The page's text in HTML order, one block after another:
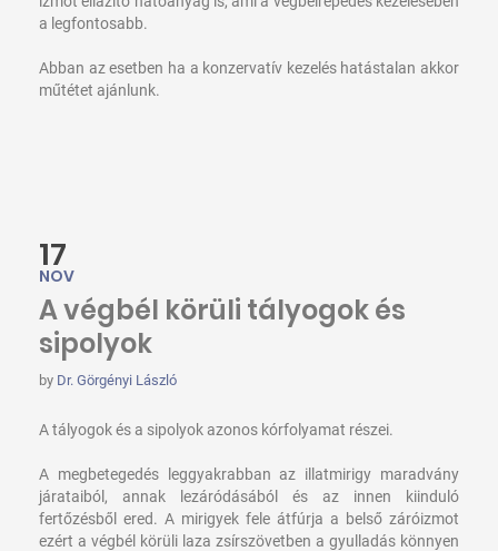
a legfontosabb.
Abban az esetben ha a konzervatív kezelés hatástalan akkor
műtétet ajánlunk.
17
NOV
A végbél körüli tályogok és
sipolyok
by Dr. Görgényi László
A tályogok és a sipolyok azonos kórfolyamat részei.
A megbetegedés leggyakrabban az illatmirigy maradvány
járataiból, annak lezáródásából és az innen kiinduló
fertőzésből ered. A mirigyek fele átfúrja a belső záróizmot
ezért a végbél körüli laza zsírszövetben a gyulladás könnyen